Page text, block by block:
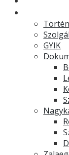
GYIK